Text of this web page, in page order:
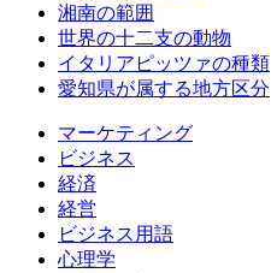
湘南の範囲
世界の十二支の動物
イタリアピッツァの種類
愛知県が属する地方区分
マーケティング
ビジネス
経済
経営
ビジネス用語
心理学